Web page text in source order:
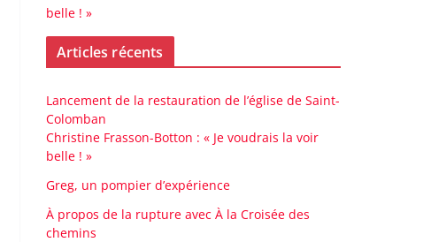
belle ! »
Articles récents
Lancement de la restauration de l’église de Saint-
Colomban
Christine Frasson-Botton : « Je voudrais la voir
belle ! »
Greg, un pompier d’expérience
À propos de la rupture avec À la Croisée des
chemins